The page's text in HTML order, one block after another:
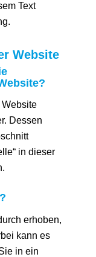
Text
Website
Dessen
in dieser
erhoben,
kann es
in ein